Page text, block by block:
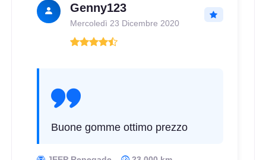
Genny123
Mercoledì 23 Dicembre 2020
Buone gomme ottimo prezzo